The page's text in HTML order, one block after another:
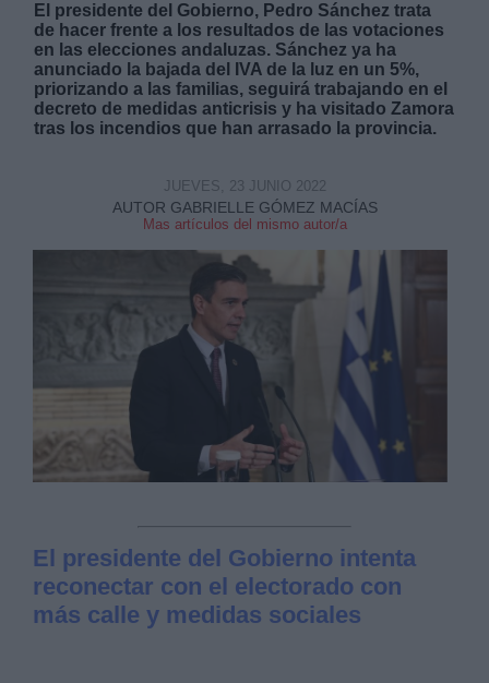
El presidente del Gobierno, Pedro Sánchez trata
de hacer frente a los resultados de las votaciones
en las elecciones andaluzas. Sánchez ya ha
anunciado la bajada del IVA de la luz en un 5%,
priorizando a las familias, seguirá trabajando en el
decreto de medidas anticrisis y ha visitado Zamora
tras los incendios que han arrasado la provincia.
AUTOR GABRIELLE GÓMEZ MACÍAS
Mas artículos del mismo autor/a
JUEVES, 23 JUNIO 2022
El presidente del Gobierno intenta
reconectar con el electorado con
más calle y medidas sociales
Destinatarios:
link
Información adicional